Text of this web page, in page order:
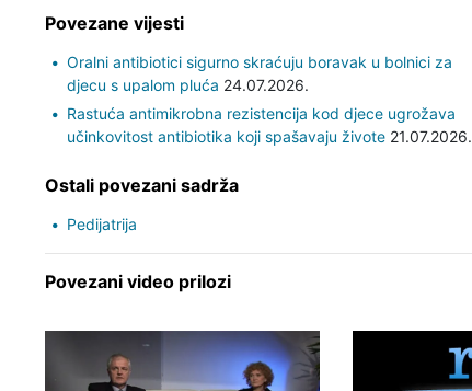
Povezane vijesti
Oralni antibiotici sigurno skraćuju boravak u bolnici za
djecu s upalom pluća 24.07.2026.
Rastuća antimikrobna rezistencija kod djece ugrožava
učinkovitost antibiotika koji spašavaju živote21.07.2026.
Ostali povezani sadrža
Pedijatrija
Povezani video prilozi